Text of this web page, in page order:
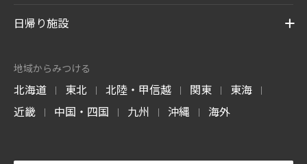
日帰り施設
地域からみつける
北海道 | 東北 | 北陸・甲信越 | 関東 | 東海 |
近畿 | 中国・四国 | 九州 | 沖縄 | 海外